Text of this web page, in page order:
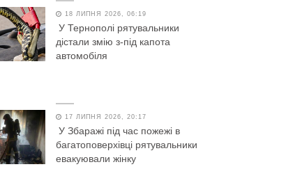
18 ЛИПНЯ 2026, 06:19
У Тернополі рятувальники
дістали змію з-під капота
автомобіля
17 ЛИПНЯ 2026, 20:17
У Збаражі під час пожежі в
багатоповерхівці рятувальники
евакуювали жінку